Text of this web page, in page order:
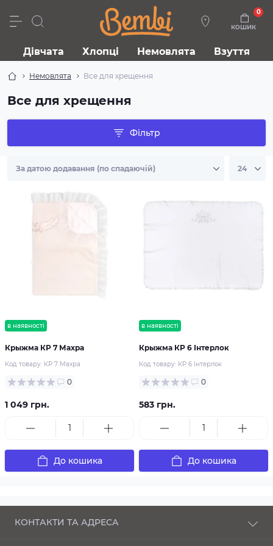
кошик
0
Дівчата Хлопці Немовлята Взуття
Немовлята Все для хрещення
Все для хрещення
Фільтр
в наявності
Крыжма КР 7 Махра
Код товару: КР 7 Махра
0
1 049 грн.
До кошика
в наявності
Крыжма КР 6 Інтерлок
Код товару: КР 6 Інтерлок
0
583 грн.
До кошика
КОНТАКТИ ТА АДРЕСА